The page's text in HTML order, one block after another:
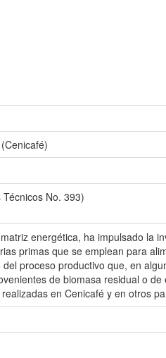
No. 393)
energética, ha impulsado la
primas que se emplean para
proceso productivo que, en
de biomasa residual o
en Cenicafé y en otros